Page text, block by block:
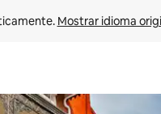
Mostrar idioma